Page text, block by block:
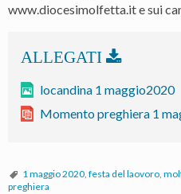
www.diocesimolfetta.it e sui
locandina 1 maggio2020
Momento preghiera 1
1 maggio 2020 festa del laovoro
preghiera